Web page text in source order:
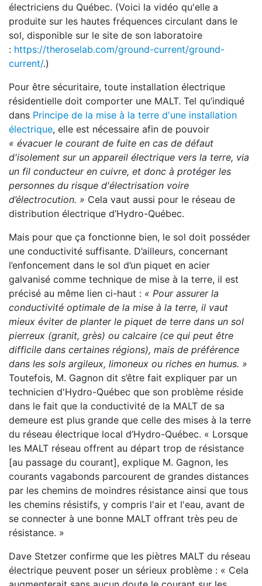
électriciens du Québec. (Voici la vidéo qu'elle a
produite sur les hautes fréquences circulant dans le
sol, disponible sur le site de son laboratoire
: https://theroselab.com/ground-current/ground-
current/.)
Pour être sécuritaire, toute installation électrique
résidentielle doit comporter une MALT. Tel qu’indiqué
dans Principe de la mise à la terre d'une installation
électrique, elle est nécessaire afin de pouvoir
« évacuer le courant de fuite en cas de défaut
d'isolement sur un appareil électrique vers la terre, via
un fil conducteur en cuivre, et donc à protéger les
personnes du risque d'électrisation voire
d’électrocution. » Cela vaut aussi pour le réseau de
distribution électrique d’Hydro-Québec.
Mais pour que ça fonctionne bien, le sol doit posséder
une conductivité suffisante. D’ailleurs, concernant
l’enfoncement dans le sol d’un piquet en acier
galvanisé comme technique de mise à la terre, il est
précisé au même lien ci-haut : « Pour assurer la
conductivité optimale de la mise à la terre, il vaut
mieux éviter de planter le piquet de terre dans un sol
pierreux (granit, grès) ou calcaire (ce qui peut être
difficile dans certaines régions), mais de préférence
dans les sols argileux, limoneux ou riches en humus. »
Toutefois, M. Gagnon dit s’être fait expliquer par un
technicien d'Hydro-Québec que son problème réside
dans le fait que la conductivité de la MALT de sa
demeure est plus grande que celle des mises à la terre
du réseau électrique local d’Hydro-Québec. « Lorsque
les MALT réseau offrent au départ trop de résistance
[au passage du courant], explique M. Gagnon, les
courants vagabonds parcourent de grandes distances
par les chemins de moindres résistance ainsi que tous
les chemins résistifs, y compris l'air et l'eau, avant de
se connecter à une bonne MALT offrant très peu de
résistance. »
Dave Stetzer confirme que les piètres MALT du réseau
électrique peuvent poser un sérieux problème : « Cela